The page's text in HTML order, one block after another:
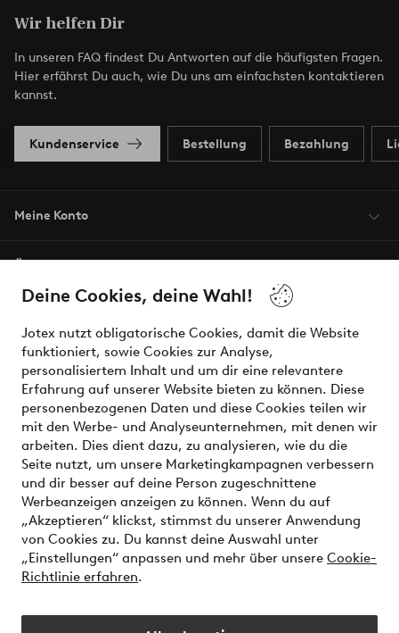
Deine Cookies, deine Wahl!
Jotex nutzt obligatorische Cookies, damit die Website
funktioniert, sowie Cookies zur Analyse,
personalisiertem Inhalt und um dir eine relevantere
Erfahrung auf unserer Website bieten zu können. Diese
personenbezogenen Daten und diese Cookies teilen wir
mit den Werbe- und Analyseunternehmen, mit denen wir
arbeiten. Dies dient dazu, zu analysieren, wie du die
Seite nutzt, um unsere Marketingkampagnen verbessern
und dir besser auf deine Person zugeschnittene
Werbeanzeigen anzeigen zu können. Wenn du auf
„Akzeptieren“ klickst, stimmst du unserer Anwendung
von Cookies zu. Du kannst deine Auswahl unter
„Einstellungen“ anpassen und mehr über unsere Cookie-
Richtlinie erfahren.
Wir helfen Dir
In unseren FAQ findest Du Antworten auf die häufigsten Fragen.
Hier erfährst Du auch, wie Du uns am einfachsten kontaktieren
kannst.
Kundenservice Bestellung Bezahlung
Meine Konto
Bedingungen
Sichere Zahlungen - Jetzt bezahlen oder aufteilen
Möchtest du mehr über unsere
Zahlungsmöglichkeitenerfahren?